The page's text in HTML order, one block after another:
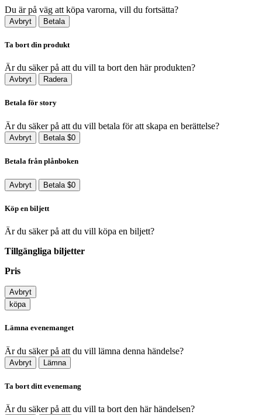
Du är på väg att köpa varorna, vill du fortsätta?
Avbryt Betala
Ta bort din produkt
Är du säker på att du vill ta bort den här produkten?
Avbryt Radera
Betala för story
Är du säker på att du vill betala för att skapa en berättelse?
Avbryt Betala $0
Betala från plånboken
Avbryt Betala $0
Köp en biljett
Är du säker på att du vill köpa en biljett?
Tillgängliga biljetter
Pris
Avbryt
köpa
Lämna evenemanget
Är du säker på att du vill lämna denna händelse?
Avbryt Lämna
Ta bort ditt evenemang
Är du säker på att du vill ta bort den här händelsen?